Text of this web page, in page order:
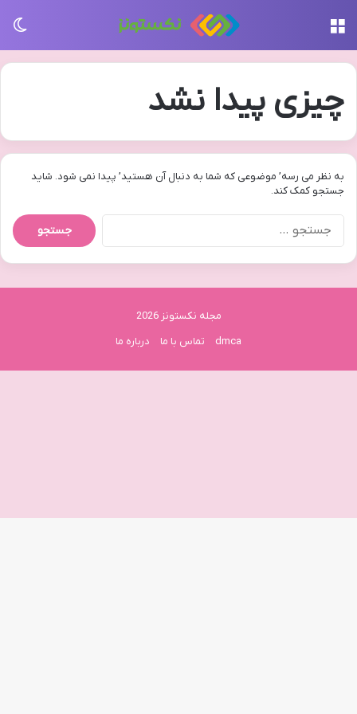
چیزی پیدا نشد
به نظر می رسه’ موضوعی که شما به دنبال آن هستید’ پیدا نمی شود. شاید
جستجو کمک کند.
جستجو
برای:
مجله نکستونز 2026
dmca
تماس با ما درباره ما